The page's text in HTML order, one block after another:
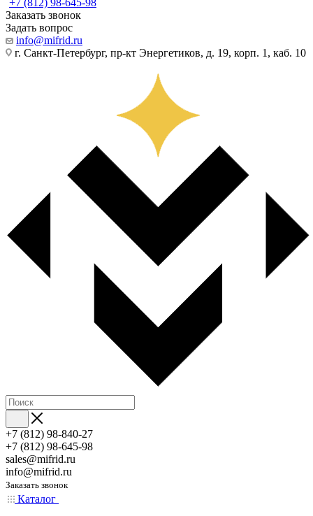
+7 (812) 98-645-98
Заказать звонок
Задать вопрос
info@mifrid.ru
г. Санкт-Петербург, пр-кт Энергетиков, д. 19, корп. 1, каб. 10
+7 (812) 98-840-27
+7 (812) 98-645-98
sales@mifrid.ru
info@mifrid.ru
Заказать звонок
Каталог